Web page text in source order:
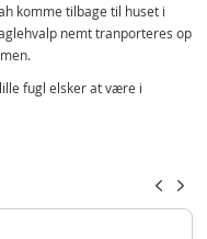
komme tilbage til huset i
nemt tranporteres op
fugl elsker at være i
er dette legesæt den
pedagogisk leg.